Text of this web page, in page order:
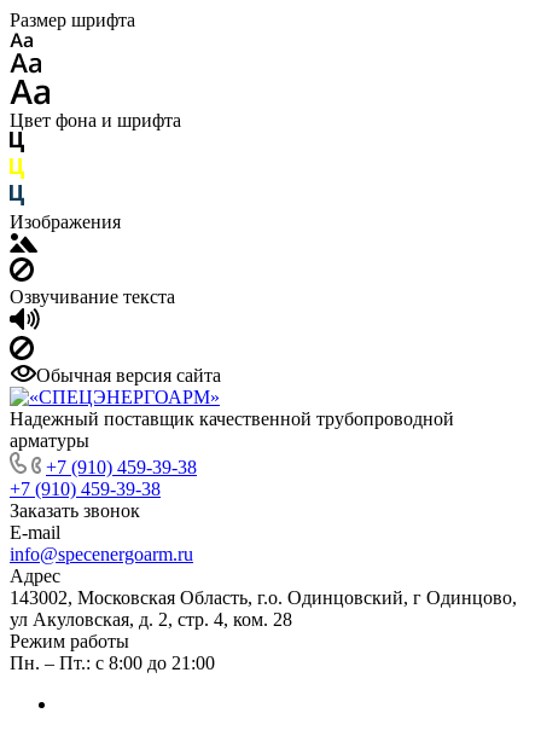
Размер шрифта
Цвет фона и шрифта
Изображения
Озвучивание текста
Обычная версия сайта
Надежный поставщик качественной трубопроводной
арматуры
+7 (910) 459-39-38
+7 (910) 459-39-38
Заказать звонок
E-mail
info@specenergoarm.ru
Адрес
143002, Московская Область, г.о. Одинцовский, г Одинцово,
ул Акуловская, д. 2, стр. 4, ком. 28
Режим работы
Пн. – Пт.: с 8:00 до 21:00